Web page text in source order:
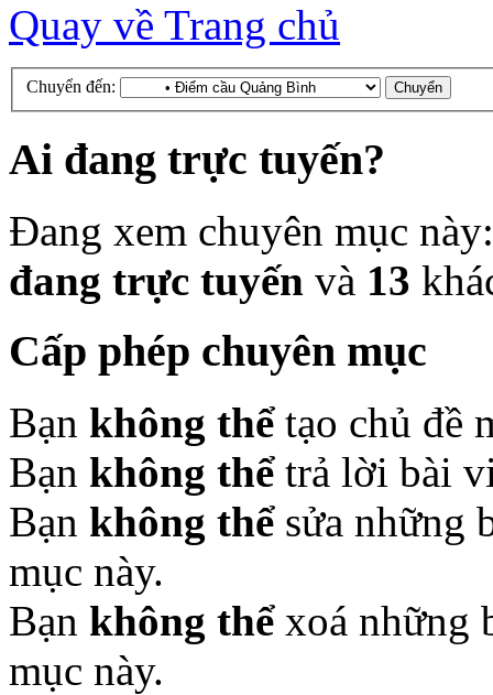
Quay về Trang chủ
Chuyển đến:
Ai đang trực tuyến?
Đang xem chuyên mục
đang trực tuyến và 13
Cấp phép chuyên mục
Bạn không thểtạo chủ đề
Bạn không thểtrả lời bài
Bạn không thểsửa những
mục này.
Bạn không thểxoá những
mục này.